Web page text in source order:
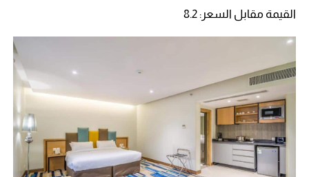
القيمة مقابل السعر: 8.2